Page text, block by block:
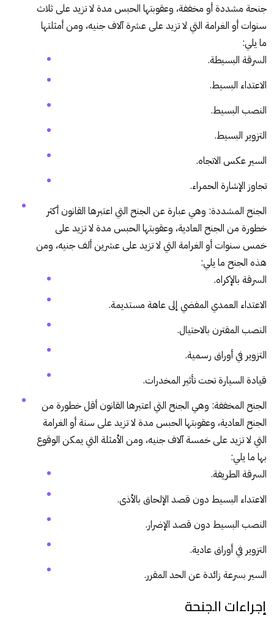
جنحة مشددة أو مخففة، وعقوبتها الحبس مدة لا تزيد على ثلاث
سنوات أو الغرامة التي لا تزيد على عشرة آلاف جنيه، ومن أمثلتها
ما يلي:
السرقة البسيطة.
الاعتداء البسيط.
النصب البسيط.
التزوير البسيط.
السير عكس الاتجاه.
تجاوز الإشارة الحمراء.
الجنح المشددة: وهي عبارة عن الجنح التي اعتبرها القانون أكثر
خطورة من الجنح العادية، وعقوبتها الحبس مدة لا تزيد على
خمس سنوات أو الغرامة التي لا تزيد على عشرين ألف جنيه، ومن
هذه الجنح ما يلي:
السرقة بالإكراه.
الاعتداء العمدي المفضي إلى عاهة مستديمة.
النصب المقترن بالاحتيال.
التزوير في أوراق رسمية.
قيادة السيارة تحت تأثير المخدرات.
الجنح المخففة: وهي الجنح التي اعتبرها القانون أقل خطورة من
الجنح العادية، وعقوبتها الحبس مدة لا تزيد على سنة أو الغرامة
التي لا تزيد على خمسة آلاف جنيه، ومن الأمثلة التي يمكن الوقوع
بها ما يلي:
السرقة الطريفة.
الاعتداء البسيط دون قصد الإلحاق بالأذى.
النصب البسيط دون قصد الإضرار.
التزوير في أوراق عادية.
السير بسرعة زائدة عن الحد المقرر.
إجراءات الجنحة